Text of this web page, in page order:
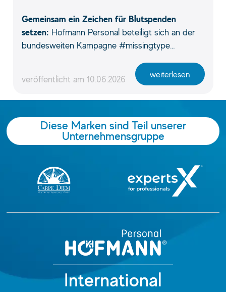
Gemeinsam ein Zeichen für Blutspenden
setzen: Hofmann Personal beteiligt sich an der
bundesweiten Kampagne #missingtype…
veröffentlicht am 10.06.2026 weiterlesen
Diese Marken sind Teil unserer
Unternehmensgruppe